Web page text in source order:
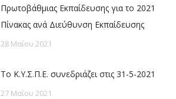
Πρωτοβάθμιας Εκπαίδευσης για το 2021
Πίνακας ανά Διεύθυνση Εκπαίδευσης
28 Μαΐου 2021
Το Κ.Υ.Σ.Π.Ε. συνεδριάζει στις 31-5-2021
27 Μαΐου 2021